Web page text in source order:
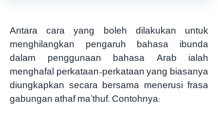
Antara cara yang boleh dilakukan untuk
menghilangkan pengaruh bahasa ibunda
dalam penggunaan bahasa Arab ialah
menghafal perkataan-perkataan yang biasanya
diungkapkan secara bersama menerusi frasa
gabungan athaf ma’thuf. Contohnya: